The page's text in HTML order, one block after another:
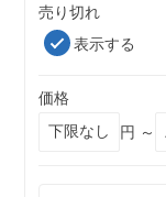
売り切れ
表示する
価格
円 ～